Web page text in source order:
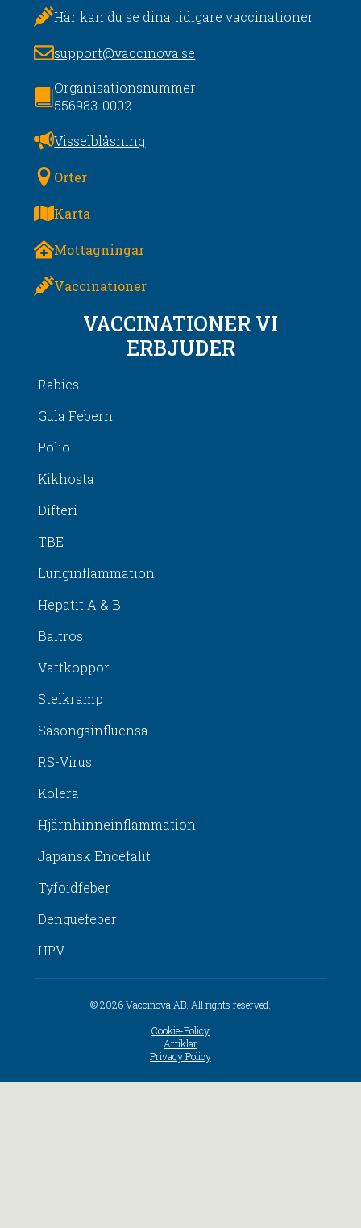
Här kan du se dina tidigare vaccinationer
support@vaccinova.se
Organisationsnummer
556983-0002
Visselblåsning
Orter
Karta
Mottagningar
Vaccinationer
VACCINATIONER VI
ERBJUDER
Rabies
Gula Febern
Polio
Kikhosta
Difteri
TBE
Lunginflammation
Hepatit A & B
Bältros
Vattkoppor
Stelkramp
Säsongsinfluensa
RS-Virus
Kolera
Hjärnhinneinflammation
Japansk Encefalit
Tyfoidfeber
Denguefeber
HPV
© 2026 Vaccinova AB. All rights reserved.
Cookie-Policy
Artiklar
Privacy Policy